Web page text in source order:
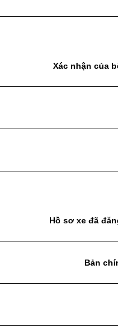
Xác nhận của
Hồ sơ xe đã
Bản